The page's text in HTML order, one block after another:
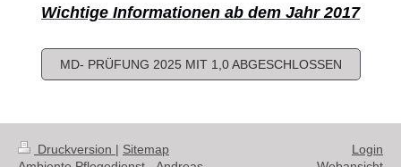
Wichtige Informationen ab dem Jahr 2017
MD- PRÜFUNG 2025 MIT 1,0 ABGESCHLOSSEN
Druckversion | Sitemap
Login